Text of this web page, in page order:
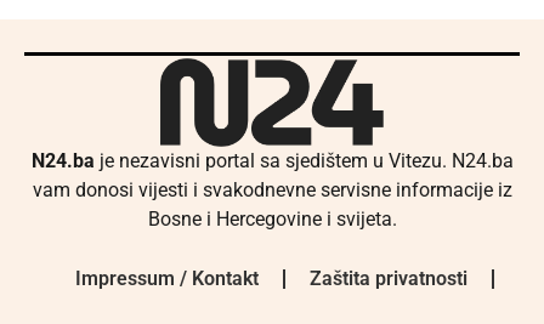
N24.ba je nezavisni portal sa sjedištem u Vitezu. N24.ba
vam donosi vijesti i svakodnevne servisne informacije iz
Bosne i Hercegovine i svijeta.
Impressum / Kontakt Zaštita privatnosti